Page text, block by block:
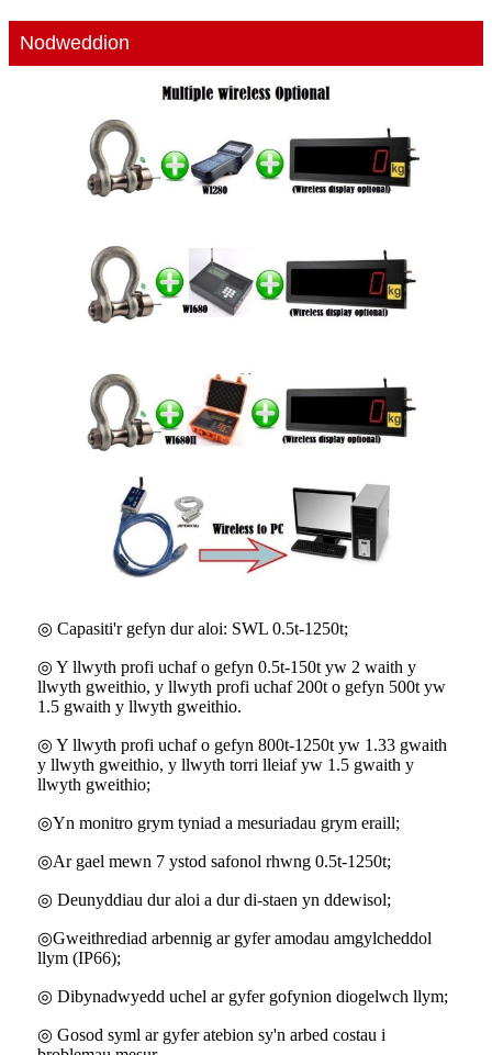
Nodweddion
◎ Capasiti'r gefyn dur aloi: SWL 0.5t-1250t;
◎ Y llwyth profi uchaf o gefyn 0.5t-150t yw 2 waith y
llwyth gweithio, y llwyth profi uchaf 200t o gefyn 500t yw
1.5 gwaith y llwyth gweithio.
◎ Y llwyth profi uchaf o gefyn 800t-1250t yw 1.33 gwaith
y llwyth gweithio, y llwyth torri lleiaf yw 1.5 gwaith y
llwyth gweithio;
◎Yn monitro grym tyniad a mesuriadau grym eraill;
◎Ar gael mewn 7 ystod safonol rhwng 0.5t-1250t;
◎ Deunyddiau dur aloi a dur di-staen yn ddewisol;
◎Gweithrediad arbennig ar gyfer amodau amgylcheddol
llym (IP66);
◎ Dibynadwyedd uchel ar gyfer gofynion diogelwch llym;
◎ Gosod syml ar gyfer atebion sy'n arbed costau i